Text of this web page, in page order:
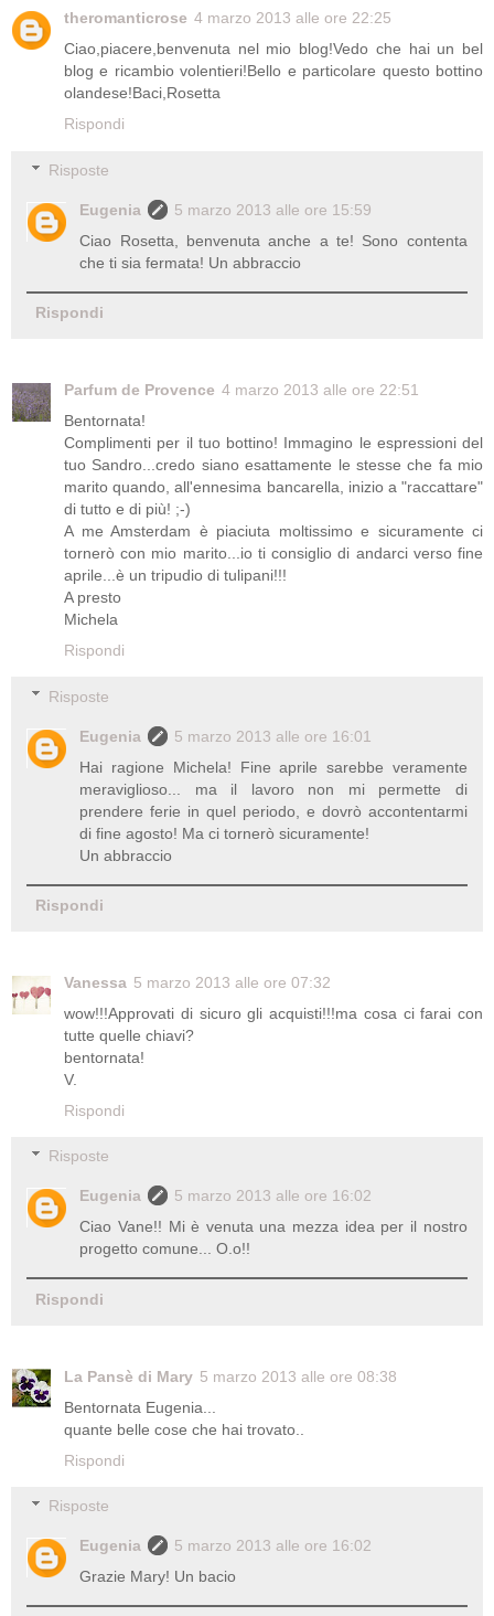
theromanticrose 4 marzo 2013 alle ore 22:25
Ciao,piacere,benvenuta nel mio blog!Vedo che hai un bel
blog e ricambio volentieri!Bello e particolare questo bottino
olandese!Baci,Rosetta
Rispondi
Risposte
Eugenia
5 marzo 2013 alle ore 15:59
Ciao Rosetta, benvenuta anche a te! Sono contenta
che ti sia fermata! Un abbraccio
Rispondi
Parfum de Provence 4 marzo 2013 alle ore 22:51
Bentornata!
Complimenti per il tuo bottino! Immagino le espressioni del
tuo Sandro...credo siano esattamente le stesse che fa mio
marito quando, all'ennesima bancarella, inizio a "raccattare"
di tutto e di più! ;-)
A me Amsterdam è piaciuta moltissimo e sicuramente ci
tornerò con mio marito...io ti consiglio di andarci verso fine
aprile...è un tripudio di tulipani!!!
A presto
Michela
Rispondi
Risposte
Eugenia
5 marzo 2013 alle ore 16:01
Hai ragione Michela! Fine aprile sarebbe veramente
meraviglioso... ma il lavoro non mi permette di
prendere ferie in quel periodo, e dovrò accontentarmi
di fine agosto! Ma ci tornerò sicuramente!
Un abbraccio
Rispondi
Vanessa 5 marzo 2013 alle ore 07:32
wow!!!Approvati di sicuro gli acquisti!!!ma cosa ci farai con
tutte quelle chiavi?
bentornata!
V.
Rispondi
Risposte
Eugenia
5 marzo 2013 alle ore 16:02
Ciao Vane!! Mi è venuta una mezza idea per il nostro
progetto comune... O.o!!
Rispondi
La Pansè di Mary 5 marzo 2013 alle ore 08:38
Bentornata Eugenia...
quante belle cose che hai trovato..
Rispondi
Risposte
Eugenia
5 marzo 2013 alle ore 16:02
Grazie Mary! Un bacio